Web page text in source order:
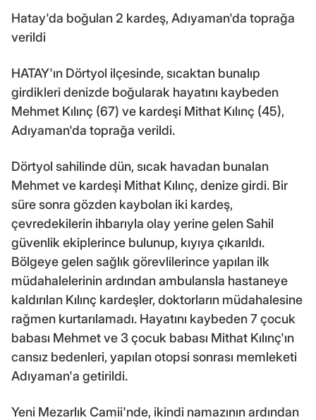
Hatay'da boğulan 2 kardeş, Adıyaman'da toprağa
verildi
HATAY'ın Dörtyol ilçesinde, sıcaktan bunalıp
girdikleri denizde boğularak hayatını kaybeden
Mehmet Kılınç (67) ve kardeşi Mithat Kılınç (45),
Adıyaman'da toprağa verildi.
Dörtyol sahilinde dün, sıcak havadan bunalan
Mehmet ve kardeşi Mithat Kılınç, denize girdi. Bir
süre sonra gözden kaybolan iki kardeş,
çevredekilerin ihbarıyla olay yerine gelen Sahil
güvenlik ekiplerince bulunup, kıyıya çıkarıldı.
Bölgeye gelen sağlık görevlilerince yapılan ilk
müdahalelerinin ardından ambulansla hastaneye
kaldırılan Kılınç kardeşler, doktorların müdahalesine
rağmen kurtarılamadı. Hayatını kaybeden 7 çocuk
babası Mehmet ve 3 çocuk babası Mithat Kılınç'ın
cansız bedenleri, yapılan otopsi sonrası memleketi
Adıyaman'a getirildi.
Yeni Mezarlık Camii'nde, ikindi namazının ardından